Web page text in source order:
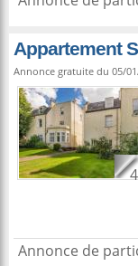
Appartement
Annonce gratuite du 05/
4
Annonce de